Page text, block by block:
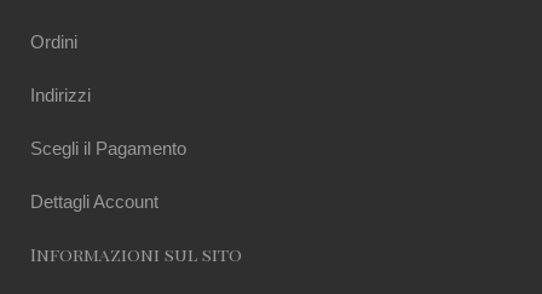
Ordini
Indirizzi
Scegli il Pagamento
Dettagli Account
Informazioni sul sito